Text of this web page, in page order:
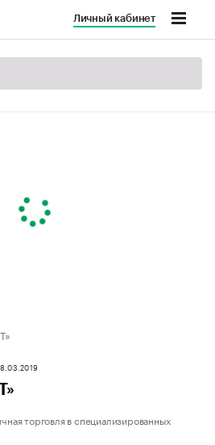
Личный кабинет
торговля в специализированных